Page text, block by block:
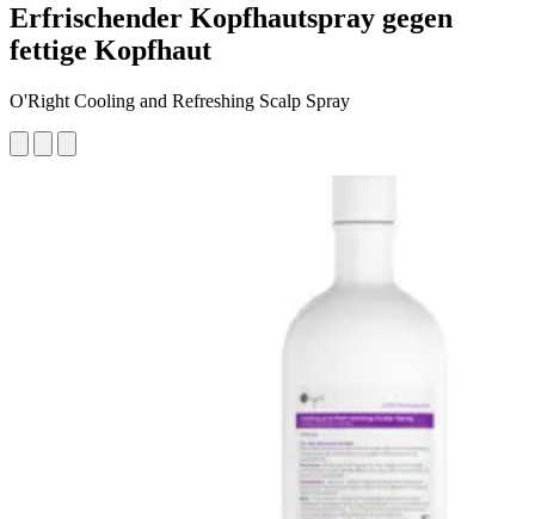
Erfrischender Kopfhautspray gegen
fettige Kopfhaut
O'Right Cooling and Refreshing Scalp Spray